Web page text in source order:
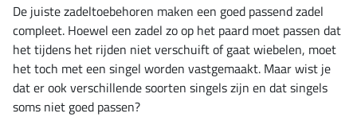
De juiste zadeltoebehoren maken een goed passend zadel
compleet. Hoewel een zadel zo op het paard moet passen dat
het tijdens het rijden niet verschuift of gaat wiebelen, moet
het toch met een singel worden vastgemaakt. Maar wist je
dat er ook verschillende soorten singels zijn en dat singels
soms niet goed passen?